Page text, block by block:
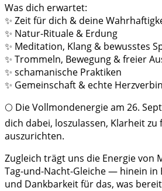
Was dich erwartet:
✨ Zeit für dich & deine
✨ Natur-Rituale & Erdung
✨ Meditation, Klang & bewusstes
✨ Trommeln, Bewegung & freier
✨ schamanische Praktiken
✨ Gemeinschaft & echte
🌕 Die Vollmondenergie am 26.
dich dabei, loszulassen, Klarheit
auszurichten.
Zugleich trägt uns die Energie von
Tag-und-Nacht-Gleiche — hinein in
und Dankbarkeit für das, was